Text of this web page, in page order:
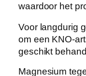
waardoor het
Voor langdurig
om een KNO-
geschikt
Magnesium